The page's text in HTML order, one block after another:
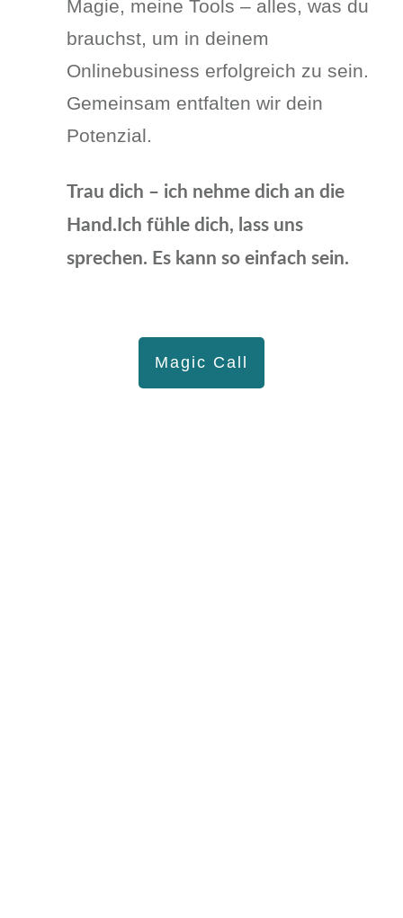
Magie, meine Tools – alles, was du
brauchst, um in deinem
Onlinebusiness erfolgreich zu sein.
Gemeinsam entfalten wir dein
Potenzial.
Trau dich – ich nehme dich an die
Hand.Ich fühle dich, lass uns
sprechen. Es kann so einfach sein.
Magic Call